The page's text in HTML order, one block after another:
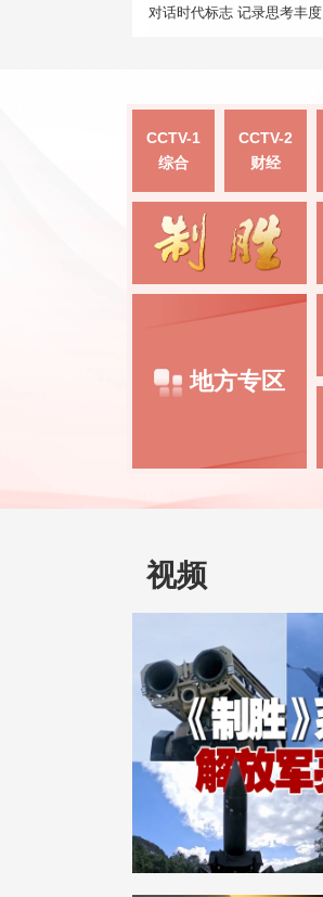
对话时代标志 记录思考丰度
CCTV-1
综合
CCTV-2
财经
地方专区
视频